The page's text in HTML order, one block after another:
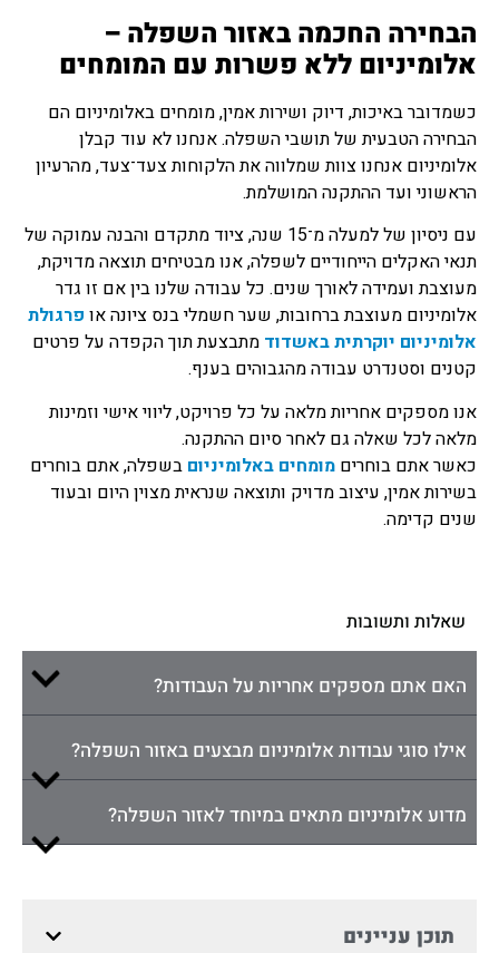
תוכן עניינים
הבחירה החכמה באזור השפלה –
אלומיניום ללא פשרות עם המומחים
כשמדובר באיכות, דיוק ושירות אמין, מומחים באלומיניום הם
הבחירה הטבעית של תושבי השפלה. אנחנו לא עוד קבלן
אלומיניום אנחנו צוות שמלווה את הלקוחות צעד־צעד, מהרעיון
הראשוני ועד ההתקנה המושלמת.
עם ניסיון של למעלה מ־15 שנה, ציוד מתקדם והבנה עמוקה של
תנאי האקלים הייחודיים לשפלה, אנו מבטיחים תוצאה מדויקת,
מעוצבת ועמידה לאורך שנים. כל עבודה שלנו בין אם זו גדר
אלומיניום מעוצבת ברחובות, שער חשמלי בנס ציונה או פרגולת
אלומיניום יוקרתית באשדוד מתבצעת תוך הקפדה על פרטים
קטנים וסטנדרט עבודה מהגבוהים בענף.
אנו מספקים אחריות מלאה על כל פרויקט, ליווי אישי וזמינות
מלאה לכל שאלה גם לאחר סיום ההתקנה.
כאשר אתם בוחרים מומחים באלומיניום בשפלה, אתם בוחרים
בשירות אמין, עיצוב מדויק ותוצאה שנראית מצוין היום ובעוד
שנים קדימה.
שאלות ותשובות
האם אתם מספקים אחריות על העבודות?
אילו סוגי עבודות אלומיניום מבצעים באזור השפלה?
מדוע אלומיניום מתאים במיוחד לאזור השפלה?